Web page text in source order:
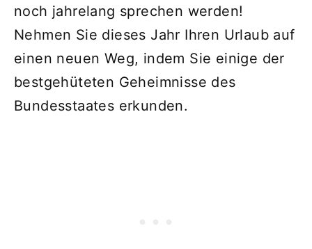
noch jahrelang sprechen werden!
Nehmen Sie dieses Jahr Ihren Urlaub auf
einen neuen Weg, indem Sie einige der
bestgehüteten Geheimnisse des
Bundesstaates erkunden.